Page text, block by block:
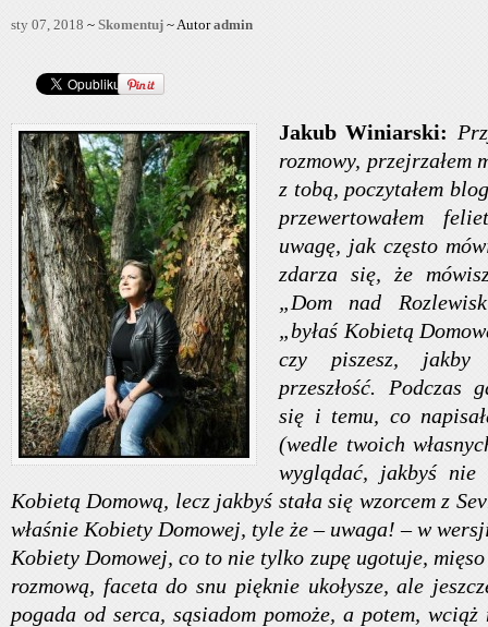
sty 07, 2018 ~ Skomentuj ~ Autoradmin
Jakub Winiarski:
rozmowy, przejrzałem
z tobą, poczytałem
przewertowałem
uwagę, jak często
zdarza się, że
„Dom nad
„byłaś Kobietą
czy piszesz, jakby
przeszłość. Podczas
się i temu, co
(wedle twoich
wyglądać, jakbyś
Kobietą Domową, lecz jakbyś stała się wzorcem z
właśnie Kobiety Domowej, tyle że – uwaga! – w
Kobiety Domowej, co to nie tylko zupę ugotuje,
rozmową, faceta do snu pięknie ukołysze, ale
pogada od serca, sąsiadom pomoże, a potem, wciąż